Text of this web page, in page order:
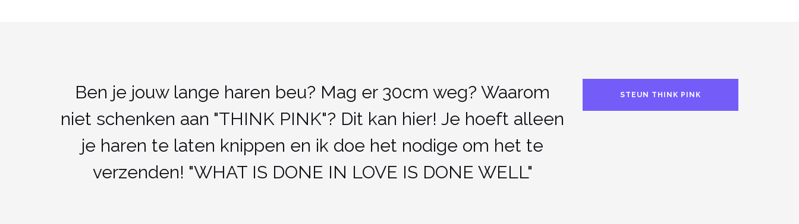
Ben je jouw lange haren beu? Mag er 30cm weg? Waarom
niet schenken aan "THINK PINK"? Dit kan hier! Je hoeft alleen
je haren te laten knippen en ik doe het nodige om het te
verzenden! "WHAT IS DONE IN LOVE IS DONE WELL"
STEUN THINK PINK